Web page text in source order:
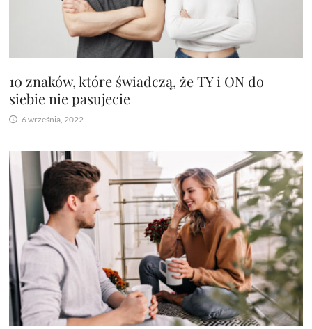
10 znaków, które świadczą, że TY i ON do
siebie nie pasujecie
6 września, 2022